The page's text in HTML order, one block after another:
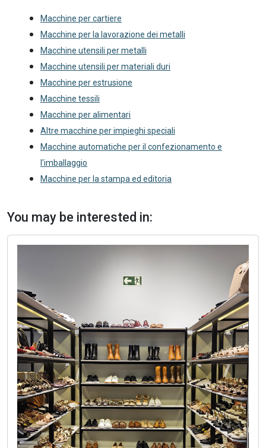
Macchine per cartiere
Macchine per la lavorazione dei metalli
Macchine utensili per metalli
Macchine utensili per materiali duri
Macchine per estrusione
Macchine tessili
Macchine per alimentari
Altre macchine per impieghi speciali
Macchine automatiche per il confezionamento e
l'imballaggio
Macchine per la stampa ed editoria
You may be interested in: